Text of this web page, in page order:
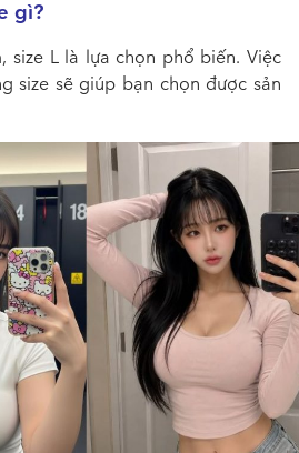
gì?
size L là lựa chọn phổ biến. Việc
size sẽ giúp bạn chọn được sản